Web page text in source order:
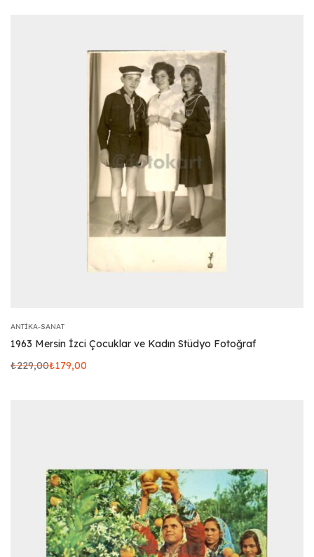
ANTIKA-SANAT
1963 Mersin İzci Çocuklar ve Kadın Stüdyo Fotoğraf
₺229,00₺179,00